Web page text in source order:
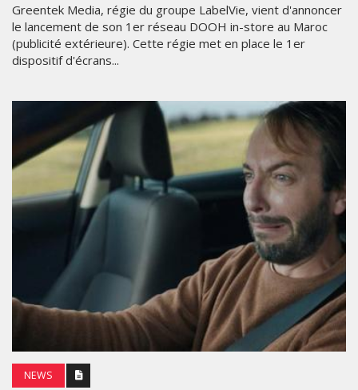
Greentek Media, régie du groupe LabelVie, vient d'annoncer
le lancement de son 1er réseau DOOH in-store au Maroc
(publicité extérieure). Cette régie met en place le 1er
dispositif d'écrans...
NEWS